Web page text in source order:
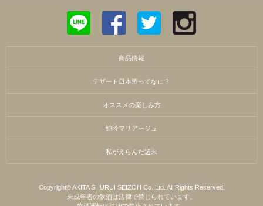
商品情報
デザート日本酒ってなに？
オススメの楽しみ方
純吟マリアージュ
私がえらんだ週末
Copyright© AKITA SHURUI SEIZOH Co.,Ltd. All Rights Reserved.
未成年者の飲酒は法律で禁じられています。